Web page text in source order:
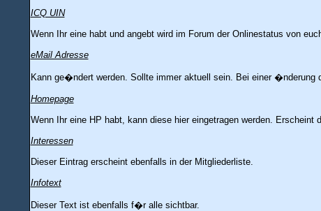
ICQ UIN
Wenn Ihr eine habt und angebt wird im Forum der Onlinestatus von
eMail Adresse
Kann ge�ndert werden. Sollte immer aktuell sein. Bei einer
Homepage
Wenn Ihr eine HP habt, kann diese hier eingetragen werden. Erscheint
Interessen
Dieser Eintrag erscheint ebenfalls in der Mitgliederliste.
Infotext
Dieser Text ist ebenfalls f�r alle sichtbar.